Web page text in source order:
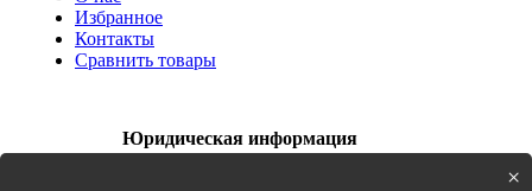
Избранное
Контакты
Сравнить товары
Юридическая информация
Соглашение о конфиденциальности
×